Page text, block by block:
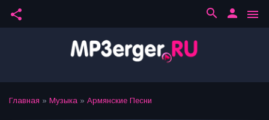
share menu
person
search
Главная » Музыка » Армянские Песни